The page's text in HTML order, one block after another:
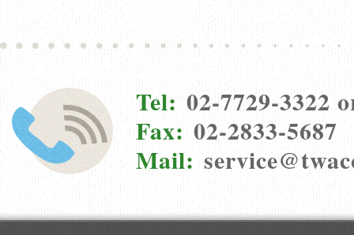
Tel: 02-7729-3322
Fax: 02-2833-5687
Mail: